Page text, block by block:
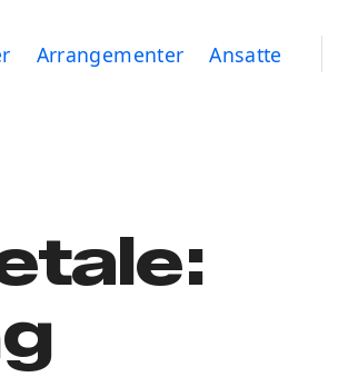
Arrangementer Ansatte